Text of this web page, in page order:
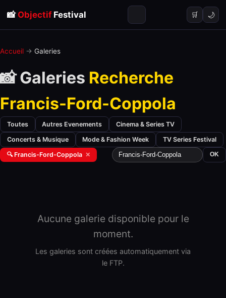
📸 ObjectifFestival 🛒 🌙
Accueil → Galeries
📸 Galeries Recherche
Francis-Ford-Coppola
Toutes Autres Evenements Cinema & Series TV
Concerts & Musique Mode & Fashion Week TV Series Festival
🔍 Francis-Ford-Coppola ✕ OK
Aucune galerie disponible pour le
moment.
Les galeries sont créées automatiquement via
le FTP.